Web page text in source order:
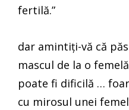
fertilă.”
dar amintiți-vă că
mascul de la o
poate fi dificilă …
cu mirosul unei